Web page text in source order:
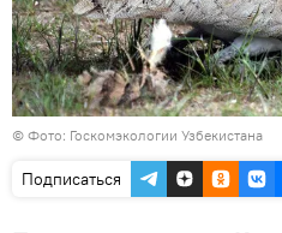
© Фото: Госкомэкологии Узбекистана
Подписаться